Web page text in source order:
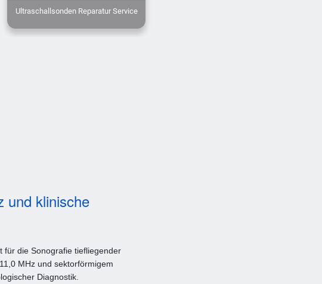
Ultraschallsonden Reparatur Service
und klinische
für die Sonografie tiefliegender
MHz und sektorförmigem
Diagnostik.